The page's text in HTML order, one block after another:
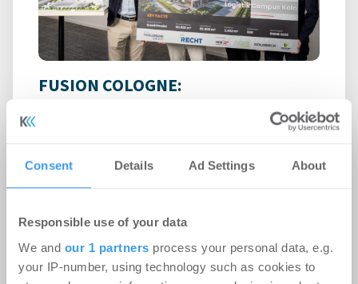
Consent Details Ad Settings About
Responsible use of your data
We and our 1 partners process your personal data, e.g.
your IP-number, using technology such as cookies to
FUSION COLOGNE:
ThielemannGroup investiert in
Logistik-Campus für RECHT Logistik
Gruppe in Köln
Logistik
Startsignal für das Bauprojekt der
der Häfen und Güterverkehr Köln AG (HGK) direkt